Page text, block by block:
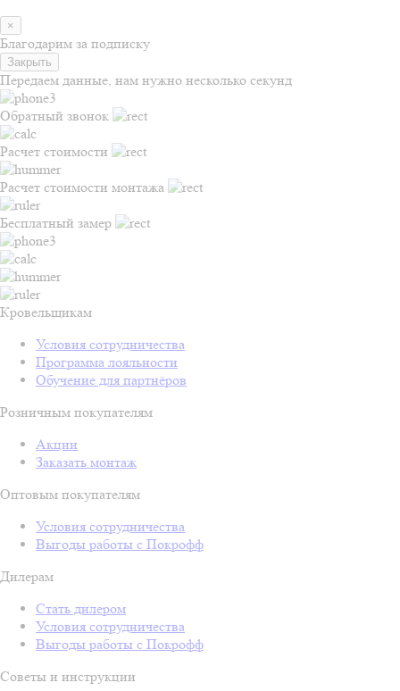
×
Благодарим за подписку
Закрыть
Передаем данные, нам нужно несколько секунд
Обратный звонок
Расчет стоимости
Расчет стоимости монтажа
Бесплатный замер
Кровельщикам
Условия сотрудничества
Программа лояльности
Обучение для партнёров
Розничным покупателям
Акции
Заказать монтаж
Оптовым покупателям
Условия сотрудничества
Выгоды работы с Покрофф
Дилерам
Стать дилером
Условия сотрудничества
Выгоды работы с Покрофф
Советы и инструкции